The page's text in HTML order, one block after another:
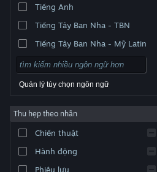
thương hiệu là tài sản của chủ sở hữu tương ứng tại
Pháp lý
Hỗ trợ tiếp cận
ký Steam
|Hoàn tiền|
Tiếng Anh
Tiếng Tây Ban Nha - TBN
Tiếng Tây Ban Nha - Mỹ Latin
Quản lý tùy chọn ngôn ngữ
Thu hẹp theo nhãn
Chiến thuật
Hành động
Phiêu lưu